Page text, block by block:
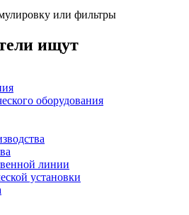
или фильтры
ищут
оборудования
линии
установки